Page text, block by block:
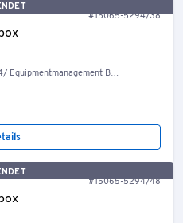
#15065-5294/38
Bestand Container, Welt
#15065-5294/48